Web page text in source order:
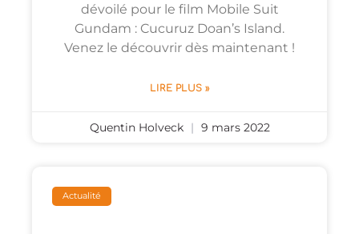
dévoilé pour le film Mobile Suit
Gundam : Cucuruz Doan’s Island.
Venez le découvrir dès maintenant !
LIRE PLUS »
Quentin Holveck 9 mars 2022
Actualité